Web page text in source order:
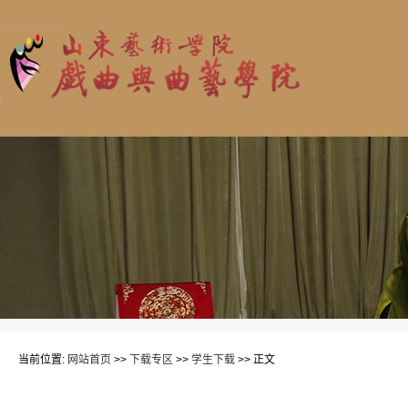
当前位置: 网站首页 >> 下载专区 >> 学生下载 >> 正文